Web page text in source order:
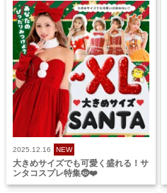
2025.12.16 NEW
大きめサイズでも可愛く盛れる！サ
ンタコスプレ特集🤶❤️